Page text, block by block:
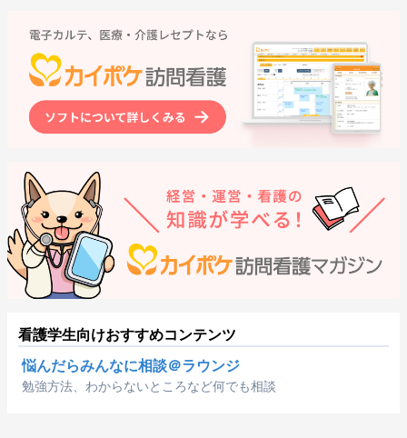
看護学生向けおすすめコンテンツ
悩んだらみんなに相談＠ラウンジ
勉強方法、わからないところなど何でも相談